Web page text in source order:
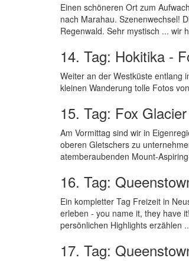
Einen schöneren Ort zum
nach Marahau. Szenenwechsel!
Regenwald. Sehr mystisch ... wir
14. Tag: Hokitika -
Weiter an der Westküste entlang
kleinen Wanderung tolle Fotos
15. Tag: Fox
Am Vormittag sind wir in
oberen Gletschers zu
atemberaubenden Mount-
16. Tag:
Ein kompletter Tag Freizeit in
erleben - you name it, they have
persönlichen Highlights erzählen
17. Tag: